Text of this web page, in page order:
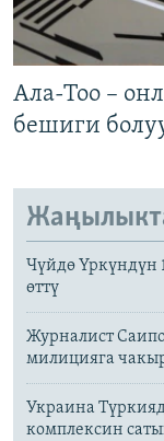
ЭЖЕ-СИҢДИЛЕР
АЗАТТЫК+
ЫҢГАЙСЫЗ
ОНЛАЙН ШЕРИНЕ
Ала-Тоо –
бешиги
Чүйдө Үркүндүн
өттү
Журналист
милицияга
Украина
комплексин